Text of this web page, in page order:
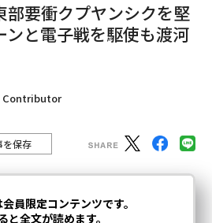
部要衝クプヤンシクを堅
と電子戦を駆使も渡河
を保存